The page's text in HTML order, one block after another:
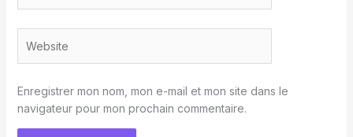
Enregistrer mon nom, mon e-mail et mon site dans le
navigateur pour mon prochain commentaire.